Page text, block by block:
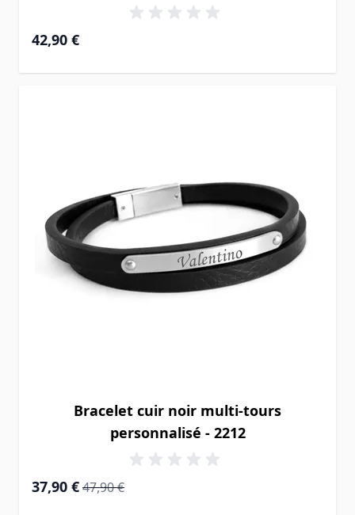
42,90 €
Bracelet cuir noir multi-tours
personnalisé - 2212
Prix Spécial
37,90 € Prix normal
47,90 €